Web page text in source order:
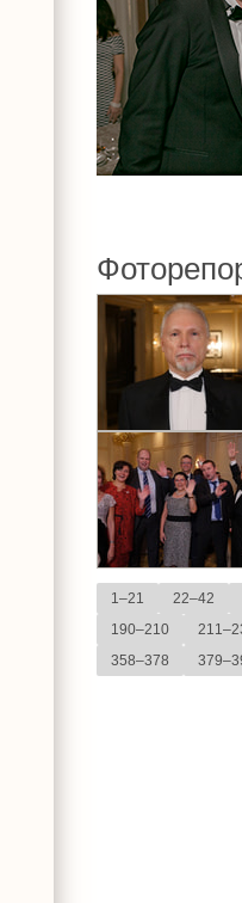
1–21
22–42
190–210
358–378